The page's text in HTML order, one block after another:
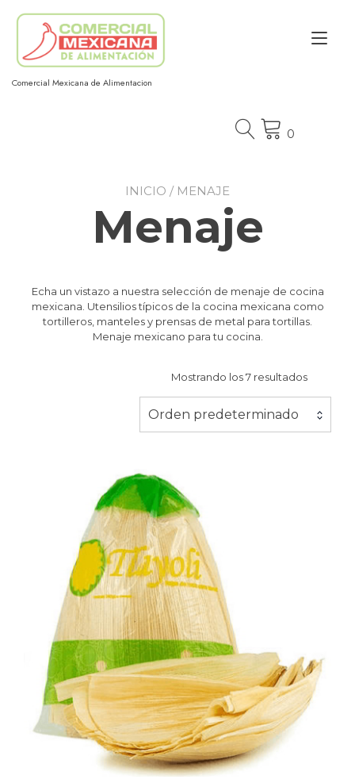
contenido
Comercial Mexicana de Alimentacion
0
INICIO / MENAJE
Menaje
Echa un vistazo a nuestra selección de menaje de cocina
mexicana. Utensilios típicos de la cocina mexicana como
tortilleros, manteles y prensas de metal para tortillas.
Menaje mexicano para tu cocina.
Mostrando los 7 resultados
Orden predeterminado